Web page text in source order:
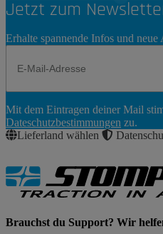
Jetzt zum
Erhalte spannende Infos und
Abonnieren
Mit dem Eintragen deiner Mail
Dateschutzbestimmungen zu.
Lieferland wählen
Brauchst du Support? Wir